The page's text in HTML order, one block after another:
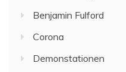
Benjamin Fulford
Corona
Demonstationen